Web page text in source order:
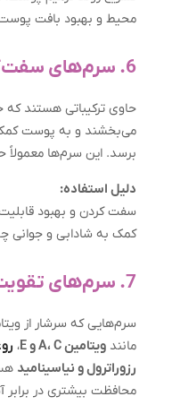
محیط و بهبود بافت
6. سرم‌های سفت‌کننده
حاوی ترکیباتی هستند
می‌بخشند و به پوست کمک
برسد. این سرم‌ها معمولاً
دلیل استفاده:
سفت کردن و بهبود
کمک به شادابی و جوانی
7. سرم‌های تقویت‌کننده و مغذی
سرم‌هایی که سرشار از
مانند ویتامین A، C و E ،
رزوراترول و نیاسینامید
محافظت بیشتری در